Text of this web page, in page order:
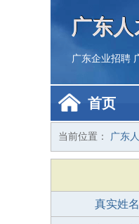
广东
广东企业招聘
首页
当前位置： 广东
真实姓名